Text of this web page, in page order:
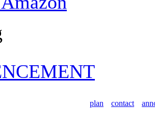
plan contact